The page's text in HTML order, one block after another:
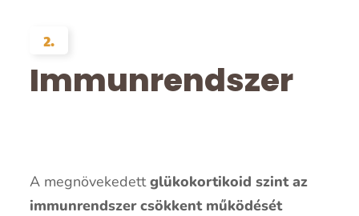
2.
Immunrendszer
A megnövekedettglükokortikoid szint az
immunrendszer csökkent működését